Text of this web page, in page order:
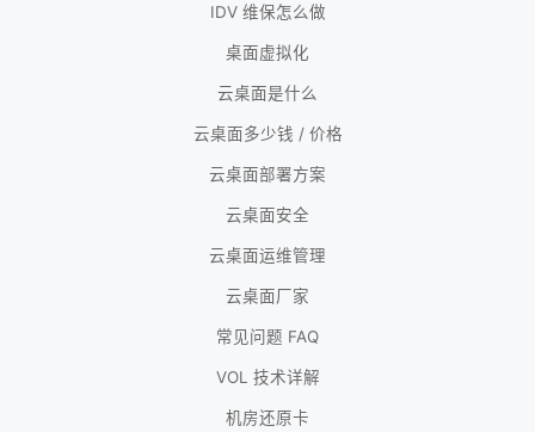
IDV 维保怎么做
桌面虚拟化
云桌面是什么
云桌面多少钱 / 价格
云桌面部署方案
云桌面安全
云桌面运维管理
云桌面厂家
常见问题 FAQ
VOL 技术详解
机房还原卡